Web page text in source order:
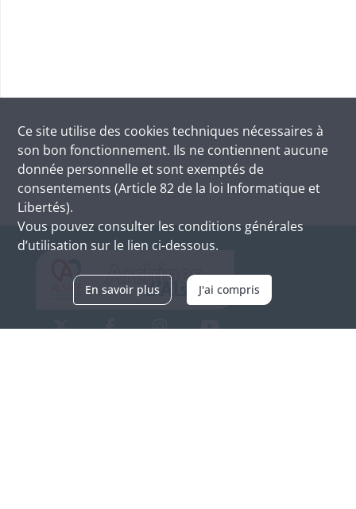
Ce site utilise des cookies techniques nécessaires à
son bon fonctionnement. Ils ne contiennent aucune
donnée personnelle et sont exemptés de
consentements (Article 82 de la loi Informatique et
Libertés).
Vous pouvez consulter les conditions générales
d’utilisation sur le lien ci-dessous.
En savoir plus J'ai compris